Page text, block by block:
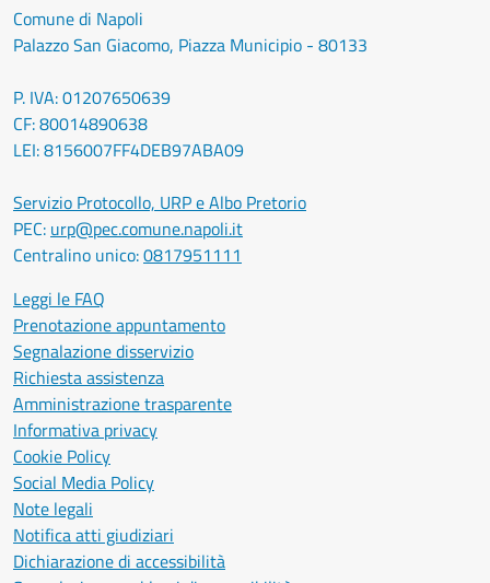
Comune di Napoli
Palazzo San Giacomo, Piazza Municipio - 80133
P. IVA: 01207650639
CF: 80014890638
LEI: 8156007FF4DEB97ABA09
Servizio Protocollo, URP e Albo Pretorio
PEC: urp@pec.comune.napoli.it
Centralino unico:0817951111
Leggi le FAQ
Prenotazione appuntamento
Segnalazione disservizio
Richiesta assistenza
Amministrazione trasparente
Informativa privacy
Cookie Policy
Social Media Policy
Note legali
Notifica atti giudiziari
Dichiarazione di accessibilità